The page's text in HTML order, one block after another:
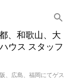
ンツに移動
、和歌山、大
ウス スタッフ
、広島、福岡にてゲス